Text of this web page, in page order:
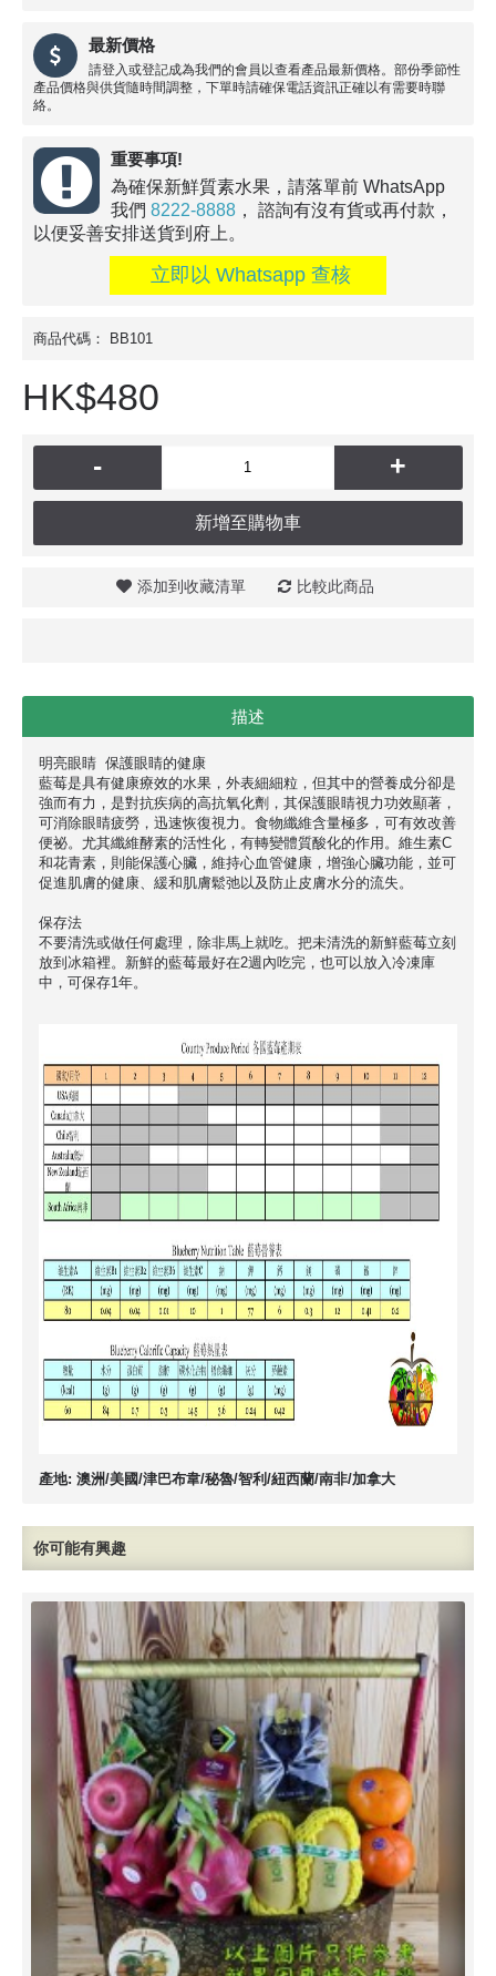
最新價格
請登入或登記成為我們的會員以查看產品最新價格。部份季節性
產品價格與供貨隨時間調整，下單時請確保電話資訊正確以有需要時聯
絡。
重要事項!
為確保新鮮質素水果，請落單前 WhatsApp
我們 8222-8888 ， 諮詢有沒有貨或再付款，
以便妥善安排送貨到府上。
立即以 Whatsapp 查核
商品代碼： BB101
HK$480
- +
新增至購物車
添加到收藏清單 比較此商品
描述
明亮眼睛 保護眼睛的健康
藍莓是具有健康療效的水果，外表細細粒，但其中的營養成分卻是
強而有力，是對抗疾病的高抗氧化劑，其保護眼睛視力功效顯著，
可消除眼睛疲勞，迅速恢復視力。食物纖維含量極多，可有效改善
便祕。尤其纖維酵素的活性化，有轉變體質酸化的作用。維生素C
和花青素，則能保護心臟，維持心血管健康，增強心臟功能，並可
促進肌膚的健康、緩和肌膚鬆弛以及防止皮膚水分的流失。
保存法
不要清洗或做任何處理，除非馬上就吃。把未清洗的新鮮藍莓立刻
放到冰箱裡。新鮮的藍莓最好在2週內吃完，也可以放入冷凍庫
中，可保存1年。
產地: 澳洲/美國/津巴布韋/秘魯/智利/紐西蘭/南非/加拿大
你可能有興趣